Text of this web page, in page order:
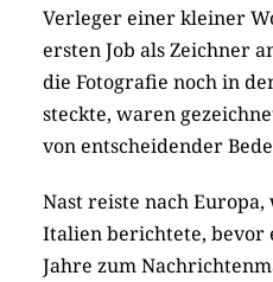
Verleger einer kleiner
ersten Job als Zeichner
die Fotografie noch in
steckte, waren
von entscheidender
Nast reiste nach
Italien berichtete, bevor
Jahre zum